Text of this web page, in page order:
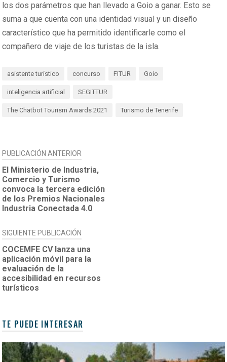
los dos parámetros que han llevado a Goio a ganar. Esto se
suma a que cuenta con una identidad visual y un diseño
característico que ha permitido identificarle como el
compañero de viaje de los turistas de la isla.
asistente turístico concurso FITUR Goio
inteligencia artificial SEGITTUR
The Chatbot Tourism Awards 2021 Turismo de Tenerife
NAVEGACIÓN
DE
ENTRADAS
PUBLICACIÓN ANTERIOR
El Ministerio de Industria,
Comercio y Turismo
convoca la tercera edición
de los Premios Nacionales
Industria Conectada 4.0
SIGUIENTE PUBLICACIÓN
COCEMFE CV lanza una
aplicación móvil para la
evaluación de la
accesibilidad en recursos
turísticos
TE PUEDE INTERESAR